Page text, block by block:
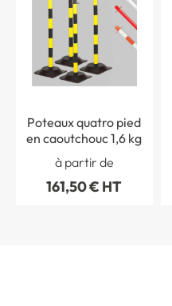
Poteaux quatro pied
en caoutchouc 1,6 kg
à partir de
161,50 € HT